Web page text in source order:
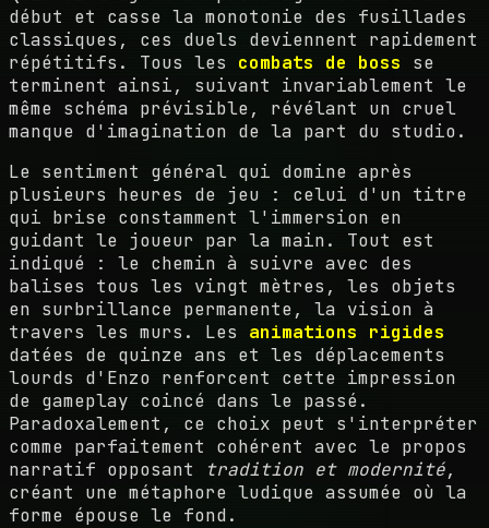
début et casse la monotonie des fusillades
classiques, ces duels deviennent rapidement
répétitifs. Tous les combats de boss se
terminent ainsi, suivant invariablement le
même schéma prévisible, révélant un cruel
manque d'imagination de la part du studio.
Le sentiment général qui domine après
plusieurs heures de jeu : celui d'un titre
qui brise constamment l'immersion en
guidant le joueur par la main. Tout est
indiqué : le chemin à suivre avec des
balises tous les vingt mètres, les objets
en surbrillance permanente, la vision à
travers les murs. Les animations rigides
datées de quinze ans et les déplacements
lourds d'Enzo renforcent cette impression
de gameplay coincé dans le passé.
Paradoxalement, ce choix peut s'interpréter
comme parfaitement cohérent avec le propos
narratif opposant
tradition et modernité,
créant une métaphore ludique assumée où la
forme épouse le fond.